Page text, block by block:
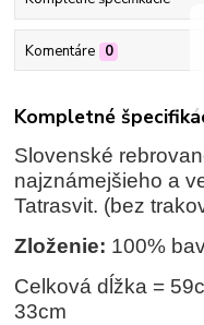
Komentáre 0
Kompletné
Slovenské
najznámejšieho a
Tatrasvit. (bez
Zloženie: 100%
Celková dĺžka =
33cm